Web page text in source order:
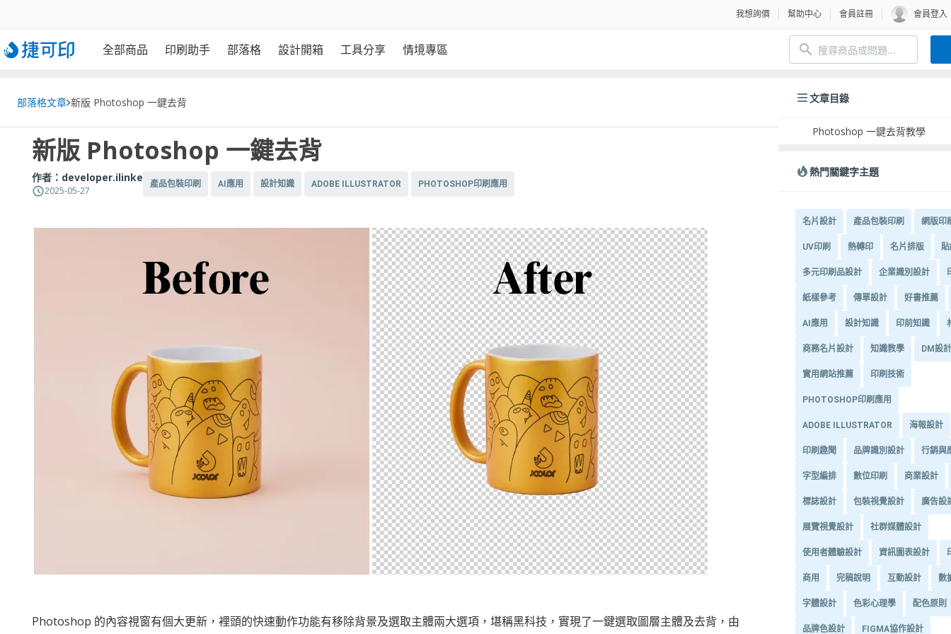
我想詢價 幫助中心 會員註冊 會員登入
全部商品 印刷助手 部落格 設計開箱 工具分享 情境專區
部落格文章 新版 Photoshop 一鍵去背
新版 Photoshop 一鍵去背
作者： developer.ilinke
2025-05-27
產品包裝印刷 AI應用 設計知識 ADOBE ILLUSTRATOR PHOTOSHOP印刷應用
Photoshop 的內容視窗有個大更新，裡頭的快速動作功能有移除背景及選取主體兩大選項，堪稱黑科技，實現了一鍵選取圖層主體及去背，由
文章目錄
Photoshop 一鍵去背教學
熱門關鍵字主題
名片設計 產品包裝印刷 網版印
UV印刷 熱轉印 名片排版
多元印刷品設計 企業識別設計
紙樣參考 傳單設計 好書推薦
AI應用 設計知識 印前知識
商務名片設計 知識教學 DM設計
實用網站推薦 印刷技術
PHOTOSHOP印刷應用
ADOBE ILLUSTRATOR 海報設計
印刷趣聞 品牌識別設計 行銷與
字型編排 數位印刷 商業設計
標誌設計 包裝視覺設計 廣告設
展覽視覺設計 社群媒體設計
使用者體驗設計 資訊圖表設計
商用 完稿說明 互動設計 數
字體設計 色彩心理學 配色原則
品牌色設計 FIGMA協作設計